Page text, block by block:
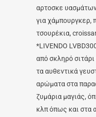
αρτοσκε
για χάμπουργκερ,
τσουρέκια,
*LIVENDO
από σκληρό σιτάρι
τα αυθεντικά
αρώματα στα
ζυμάρια μαγιάς,
κλπ όπως και στα